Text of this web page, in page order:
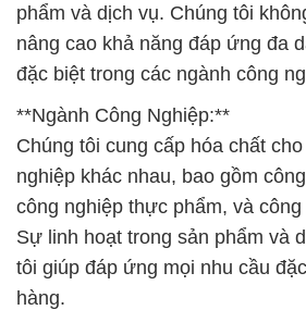
phẩm và dịch vụ. Chúng tôi
nâng cao khả năng đáp ứng đa
đặc biệt trong các ngành công
**Ngành Công Nghiệp:**
Chúng tôi cung cấp hóa chất
nghiệp khác nhau, bao gồm
công nghiệp thực phẩm, và
Sự linh hoạt trong sản phẩm và
tôi giúp đáp ứng mọi nhu cầu
hàng.